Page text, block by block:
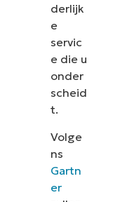
derlijk
e
servic
e die u
onder
scheid
t.
Volge
ns
Gartn
er